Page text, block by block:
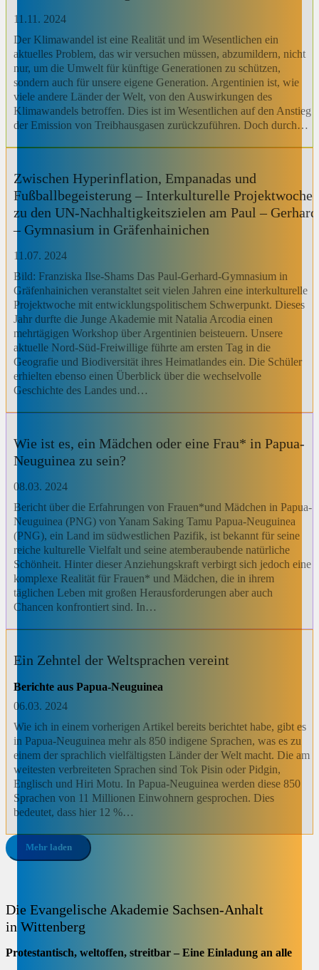
11.11. 2024
Der Klimawandel ist eine Realität und im Wesentlichen ein
aktuelles Problem, das wir versuchen müssen, abzumildern, nicht
nur, um die Umwelt für künftige Generationen zu schützen,
sondern auch für unsere eigene Generation. Argentinien ist, wie
viele andere Länder der Welt, von den Auswirkungen des
Klimawandels betroffen. Dies ist im Wesentlichen auf den Anstieg
der Emission von Treibhausgasen zurückzuführen. Doch durch…
Zwischen Hyperinflation, Empanadas und
Fußballbegeisterung – Interkulturelle Projektwoche
zu den UN-Nachhaltigkeitszielen am Paul – Gerhard
– Gymnasium in Gräfenhainichen
11.07. 2024
Bild: Franziska Ilse-Shams Das Paul-Gerhard-Gymnasium in
Gräfenhainichen veranstaltet seit vielen Jahren eine interkulturelle
Projektwoche mit entwicklungspolitischem Schwerpunkt. Dieses
Jahr durfte die Junge Akademie mit Natalia Arcodia einen
mehrtägigen Workshop über Argentinien beisteuern. Unsere
aktuelle Nord-Süd-Freiwillige führte am ersten Tag in die
Geografie und Biodiversität ihres Heimatlandes ein. Die Schüler
erhielten ebenso einen Überblick über die wechselvolle
Geschichte des Landes und…
Wie ist es, ein Mädchen oder eine Frau* in Papua-
Neuguinea zu sein?
08.03. 2024
Bericht über die Erfahrungen von Frauen*und Mädchen in Papua-
Neuguinea (PNG) von Yanam Saking Tamu Papua-Neuguinea
(PNG), ein Land im südwestlichen Pazifik, ist bekannt für seine
reiche kulturelle Vielfalt und seine atemberaubende natürliche
Schönheit. Hinter dieser Anziehungskraft verbirgt sich jedoch eine
komplexe Realität für Frauen* und Mädchen, die in ihrem
täglichen Leben mit großen Herausforderungen aber auch
Chancen konfrontiert sind. In…
Ein Zehntel der Weltsprachen vereint
Berichte aus Papua-Neuguinea
06.03. 2024
Wie ich in einem vorherigen Artikel bereits berichtet habe, gibt es
in Papua-Neuguinea mehr als 850 indigene Sprachen, was es zu
einem der sprachlich vielfältigsten Länder der Welt macht. Die am
weitesten verbreiteten Sprachen sind Tok Pisin oder Pidgin,
Englisch und Hiri Motu. In Papua-Neuguinea werden diese 850
Sprachen von 11 Millionen Einwohnern gesprochen. Dies
bedeutet, dass hier 12 %…
Mehr laden
Die Evangelische Akademie Sachsen-Anhalt
in Wittenberg
Protestantisch, weltoffen, streitbar – Eine Einladung an alle